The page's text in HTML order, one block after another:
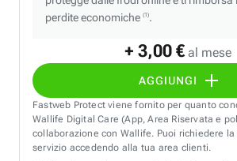
+ 3,00 € al mese
AGGIUNGI
perdite economiche (1).
Fastweb Protect viene fornito per quanto
Wallife Digital Care (App, Area Riservata e
collaborazione con Wallife. Puoi richiedere
servizio accedendo alla tua area clienti.